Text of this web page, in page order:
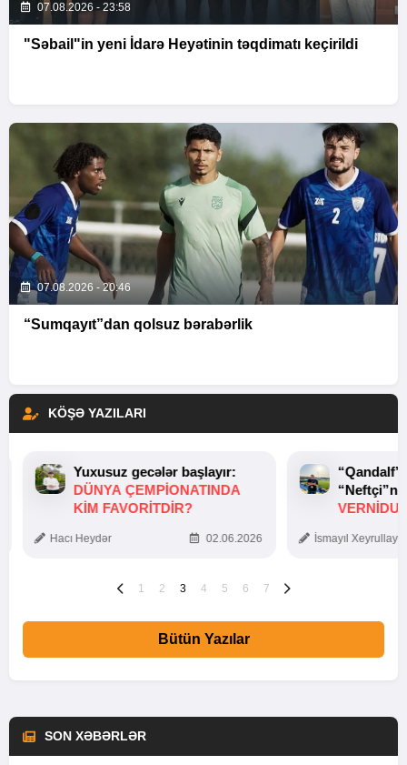
07.08.2026 - 23:58
"Səbail"in yeni İdarə Heyətinin təqdimatı keçirildi
07.08.2026 - 20:46
“Sumqayıt”dan qolsuz bərabərlik
KÖŞƏ YAZILARI
Yuxusuz gecələr başlayır:
DÜNYA ÇEMPIONATINDA
KIM FAVORITDIR?
Hacı Heydər 02.06.2026 İsmayıl
1 2 3 4 5 6 7
Bütün Yazılar
SON XƏBƏRLƏR